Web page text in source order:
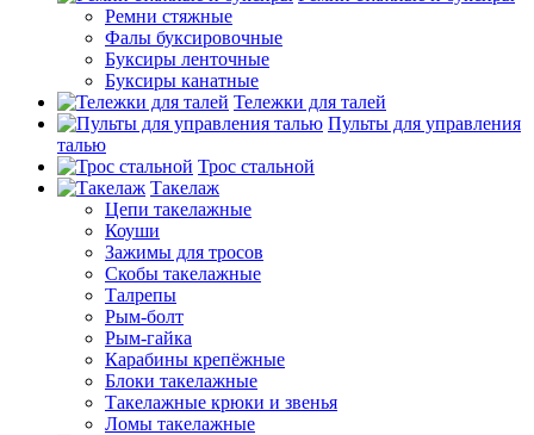
Ремни стяжные
Фалы буксировочные
Буксиры ленточные
Буксиры канатные
Тележки для талей
Пульты для управления
талью
Трос стальной
Такелаж
Цепи такелажные
Коуши
Зажимы для тросов
Скобы такелажные
Талрепы
Рым-болт
Рым-гайка
Карабины крепёжные
Блоки такелажные
Такелажные крюки и звенья
Ломы такелажные